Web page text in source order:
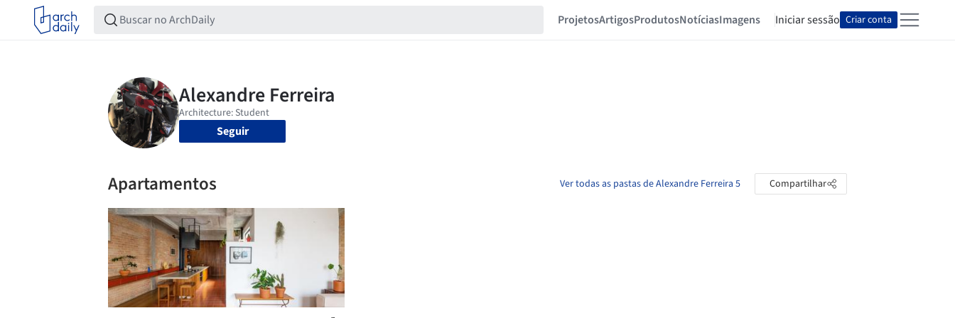
ProjetosArtigosProdutosNotíciasImagens Iniciar sessão Criar conta
Seguir
Apartamentos Ver todas as pastas de Alexandre Ferreira 5 Compartilhar